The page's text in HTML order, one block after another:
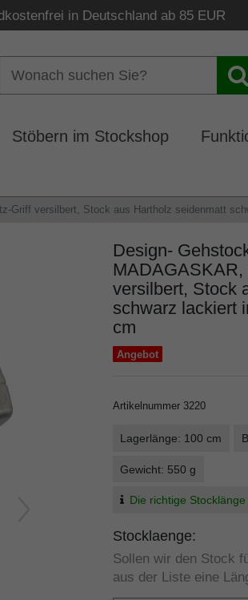
in Deutschland ab 85 EUR
Stöbern im Stockshop
Griff versilbert, Stock aus Hartholz seidenmatt
Design-
versilbert, Stock
schwarz lackiert
cm
Angebot
Artikelnummer 3220
Lagerlänge: 100 cm
Gewicht: 550 g
Die richtige
Stocklaenge:
Sollen wir den Stock
aus der Liste eine